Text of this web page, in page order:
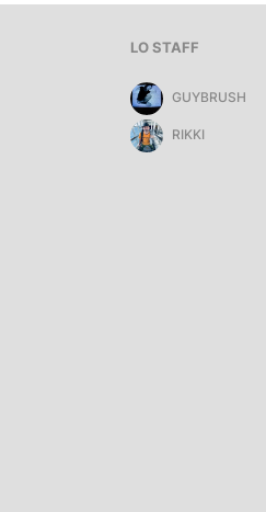
LO STAFF
GUYBRUSH
RIKKI